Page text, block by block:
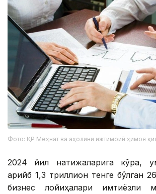
Фото: ҚР Меҳнат ва аҳолини ижтимоий ҳимоя
2024 йил натижаларига кўра,
қарийб 1,3 триллион тенге бўлган
бизнес лойиҳалари имтиёзли